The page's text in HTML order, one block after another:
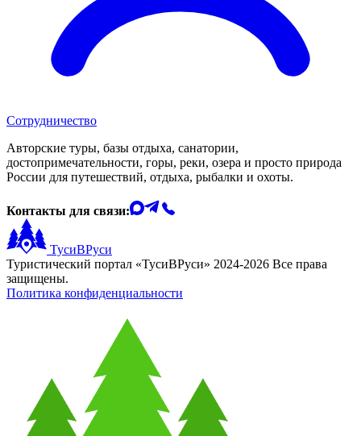
Сотрудничество
Авторские туры, базы отдыха, санатории,
достопримечательности, горы, реки, озера и просто природа
России для путешествий, отдыха, рыбалки и охоты.
Контакты для связи:
ТусиВРуси
Туристический портал «ТусиВРуси» 2024-2026 Все права
защищены.
Политика конфиденциальности